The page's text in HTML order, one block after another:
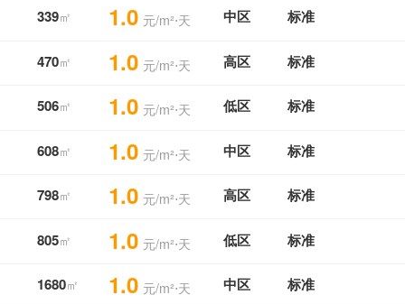
339㎡ 1.0 元/m²⋅天 中区 标准
470㎡ 1.0 元/m²⋅天 高区 标准
506㎡ 1.0 元/m²⋅天 低区 标准
608㎡ 1.0 元/m²⋅天 中区 标准
798㎡ 1.0 元/m²⋅天 高区 标准
805㎡ 1.0 元/m²⋅天 低区 标准
1680㎡ 1.0 元/m²⋅天 中区 标准